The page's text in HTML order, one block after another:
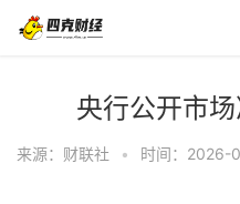
央行公开市
来源：财联社 • 时间：2026-